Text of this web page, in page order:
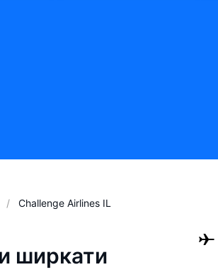
Challenge Airlines IL
ширкати